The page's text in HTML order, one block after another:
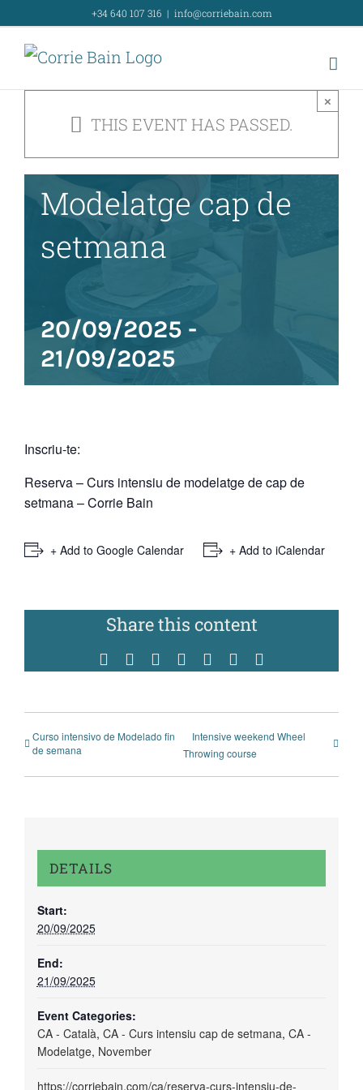
content
+34 640 107 316 | info@corriebain.com
×
THIS EVENT HAS PASSED.
Curs intensiu de
Modelatge cap de
setmana
20/09/2025 -
21/09/2025
Inscriu-te:
Reserva – Curs intensiu de modelatge de cap de
setmana – Corrie Bain
+ Add to Google Calendar + Add to iCalendar
Share this content
FacebookTwitterRedditWhatsApp
TumblrPinterest
Curso intensivo de Modelado fin
de semana
Intensive weekend Wheel
Throwing course
DETAILS
Start:
20/09/2025
End:
21/09/2025
Event Categories:
CA - Català, CA - Curs intensiu cap de setmana, CA -
Modelatge, November
https://corriebain.com/ca/reserva-curs-intensiu-de-